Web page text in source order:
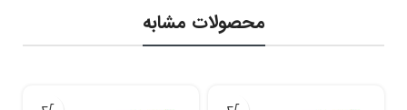
محصولات مشابه